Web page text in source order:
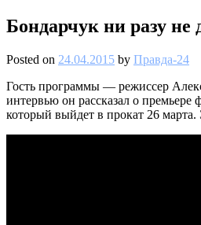
Бондарчук ни разу не
Posted on 24.04.2015 by Правда-24
Гость программы — режиссер
интервью он рассказал о премьере
который выйдет в прокат 26